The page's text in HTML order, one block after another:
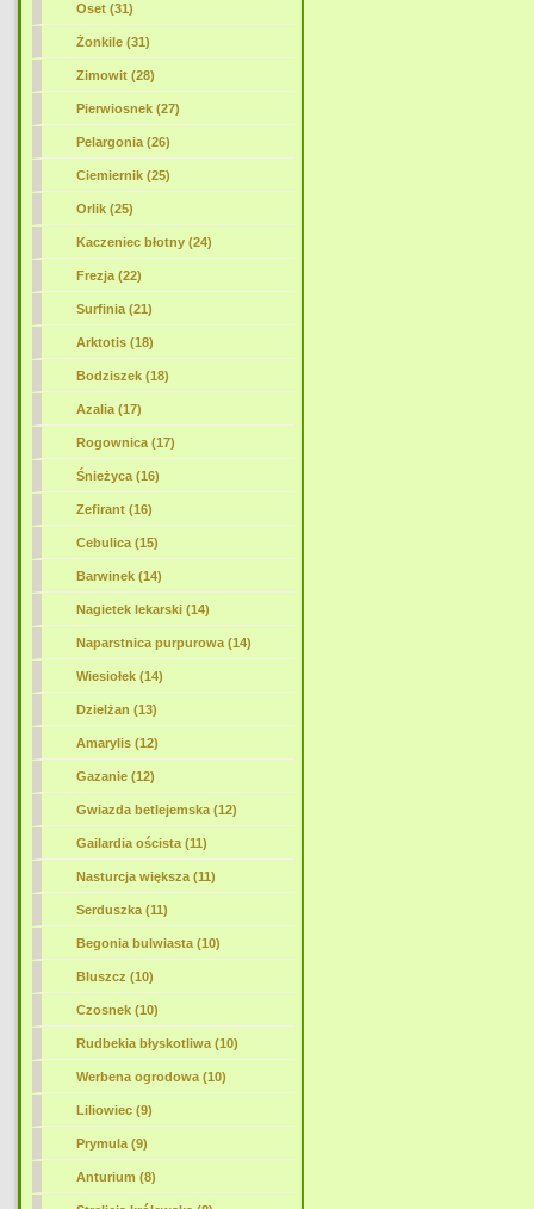
Oset (31)
Żonkile (31)
Zimowit (28)
Pierwiosnek (27)
Pelargonia (26)
Ciemiernik (25)
Orlik (25)
Kaczeniec błotny (24)
Frezja (22)
Surfinia (21)
Arktotis (18)
Bodziszek (18)
Azalia (17)
Rogownica (17)
Śnieżyca (16)
Zefirant (16)
Cebulica (15)
Barwinek (14)
Nagietek lekarski (14)
Naparstnica purpurowa (14)
Wiesiołek (14)
Dzielżan (13)
Amarylis (12)
Gazanie (12)
Gwiazda betlejemska (12)
Gailardia oścista (11)
Nasturcja większa (11)
Serduszka (11)
Begonia bulwiasta (10)
Bluszcz (10)
Czosnek (10)
Rudbekia błyskotliwa (10)
Werbena ogrodowa (10)
Liliowiec (9)
Prymula (9)
Anturium (8)